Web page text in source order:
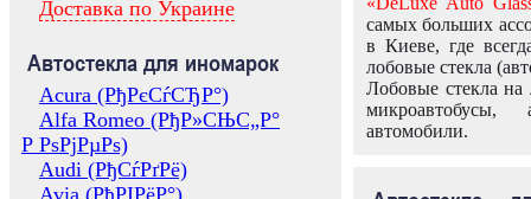
Доставка по Украине
Автостекла для иномарок
Acura (РђРєСѓСЂР°)
Alfa Romeo (РђР»СЊС„Р°
Р РѕРјРµРѕ)
Audi (РђСѓРґРё)
Avia (РђРІРёР°)
самых больших
в Киеве, где
лобовые стекла
Лобовые стекла на
микроавтобусы,
автомобили.